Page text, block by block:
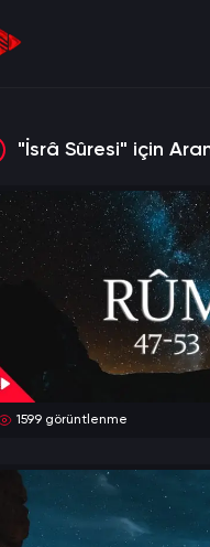
"İsrâ Sûresi" için
1599 görüntlenme